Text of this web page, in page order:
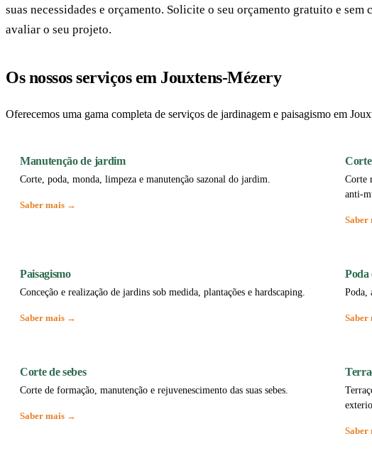
suas necessidades e orçamento. Solicite o seu orçamento gratuito e
avaliar o seu projeto.
Os nossos serviços em Jouxtens-Mézery
Oferecemos uma gama completa de serviços de jardinagem e paisagismo em
Manutenção de jardim
Corte, poda, monda, limpeza e manutenção sazonal do jardim.
Saber mais →
Corte
anti-
Saber
Paisagismo
Conceção e realização de jardins sob medida, plantações e hardscaping.
Saber mais →
Poda
Poda,
Saber
Corte de sebes
Corte de formação, manutenção e rejuvenescimento das suas sebes.
Saber mais →
Saber